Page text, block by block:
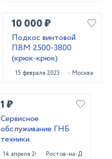
10 000 ₽
Подкос винтовой
ПВМ 2500-3800
(крюк-крюк)
15 февраля 2023 Москва
1 ₽
Сервисное
обслуживание ГНБ
техники.
14 апреля 2022 Ростов-на-Дону